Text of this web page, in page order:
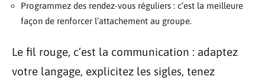
Programmez des rendez-vous réguliers : c’est la meilleure
façon de renforcer l’attachement au groupe.
Le fil rouge, c’est la communication : adaptez
votre langage, explicitez les sigles, tenez